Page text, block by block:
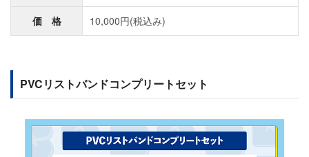
価 格 10,000円(税込み)
PVCリストバンドコンプリートセット